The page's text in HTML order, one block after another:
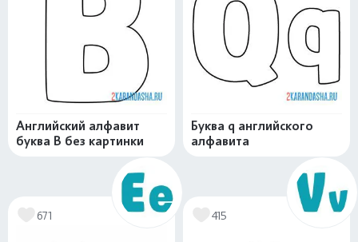
Английский алфавит
буква B без картинки
Буква q английского
алфавита
671 415